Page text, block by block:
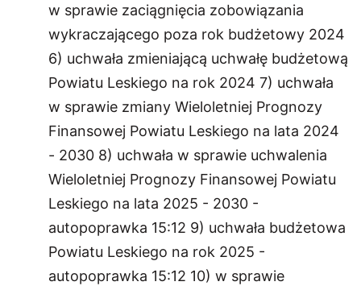
w sprawie zaciągnięcia zobowiązania
wykraczającego poza rok budżetowy 2024
6) uchwała zmieniającą uchwałę budżetową
Powiatu Leskiego na rok 2024 7) uchwała
w sprawie zmiany Wieloletniej Prognozy
Finansowej Powiatu Leskiego na lata 2024
- 2030 8) uchwała w sprawie uchwalenia
Wieloletniej Prognozy Finansowej Powiatu
Leskiego na lata 2025 - 2030 -
autopoprawka 15:12 9) uchwała budżetowa
Powiatu Leskiego na rok 2025 -
autopoprawka 15:12 10) w sprawie